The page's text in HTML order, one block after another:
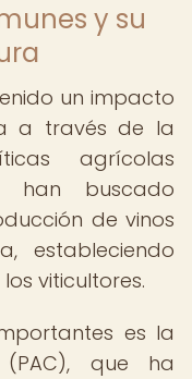
y su
un impacto
a través de la
agrícolas
han buscado
de vinos
estableciendo
viticultores.
es la
que ha